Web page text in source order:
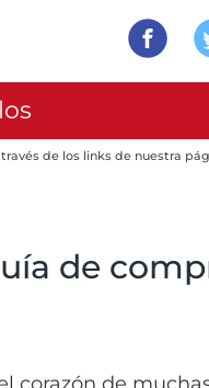
de los links de nuestra
de
corazón de